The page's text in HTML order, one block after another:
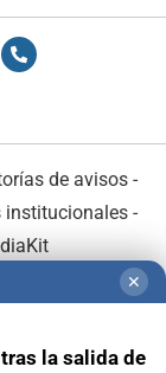
de avisos -
institucionales-
✕
la salida de